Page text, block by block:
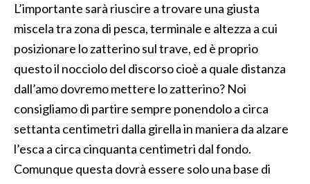
L’importante sarà riuscire a trovare una giusta
miscela tra zona di pesca, terminale e altezza a cui
posizionare lo zatterino sul trave, ed è proprio
questo il nocciolo del discorso cioè a quale distanza
dall’amo dovremo mettere lo zatterino? Noi
consigliamo di partire sempre ponendolo a circa
settanta centimetri dalla girella in maniera da alzare
l’esca a circa cinquanta centimetri dal fondo.
Comunque questa dovrà essere solo una base di